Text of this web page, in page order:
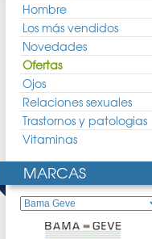
Hombre
Los más vendidos
Novedades
Ofertas
Ojos
Relaciones sexuales
Trastornos y patologias
Vitaminas
MARCAS